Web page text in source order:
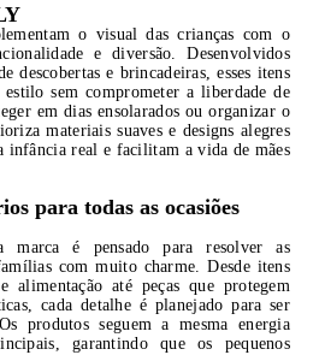
o visual das crianças com o
e diversão. Desenvolvidos
descobertas e brincadeiras, esses itens
sem comprometer a liberdade de
em dias ensolarados ou organizar o
materiais suaves e designs alegres
infância real e facilitam a vida de mães
para todas as ocasiões
marca é pensado para resolver as
com muito charme. Desde itens
alimentação até peças que protegem
cada detalhe é planejado para ser
produtos seguem a mesma energia
garantindo que os pequenos